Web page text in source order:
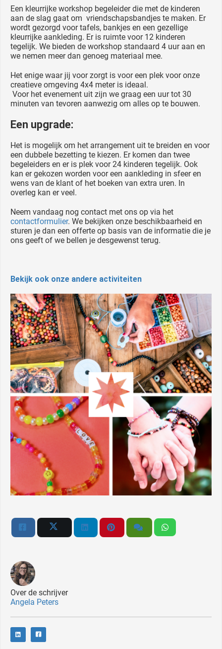
Een kleurrijke workshop begeleider die met de kinderen
aan de slag gaat om vriendschapsbandjes te maken. Er
wordt gezorgd voor tafels, bankjes en een gezellige
kleurrijke aankleding. Er is ruimte voor 12 kinderen
tegelijk. We bieden de workshop standaard 4 uur aan en
we nemen meer dan genoeg materiaal mee.
Het enige waar jij voor zorgt is voor een plek voor onze
creatieve omgeving 4x4 meter is ideaal.
Voor het evenement uit zijn we graag een uur tot 30
minuten van tevoren aanwezig om alles op te bouwen.
Een upgrade:
Het is mogelijk om het arrangement uit te breiden en voor
een dubbele bezetting te kiezen. Er komen dan twee
begeleiders en er is plek voor 24 kinderen tegelijk. Ook
kan er gekozen worden voor een aankleding in sfeer en
wens van de klant of het boeken van extra uren. In
overleg kan er veel.
Neem vandaag nog contact met ons op via het
contactformulier. We bekijken onze beschikbaarheid en
sturen je dan een offerte op basis van de informatie die je
ons geeft of we bellen je desgewenst terug.
Bekijk ook onze andere activiteiten
Over de schrijver
Angela Peters